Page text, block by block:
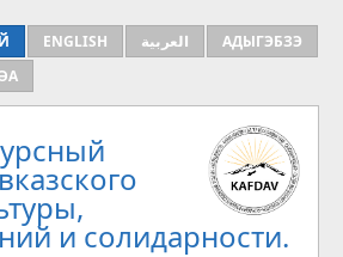
ENGLISH العربية
АДЫГЭБЗЭ
и солидарности.